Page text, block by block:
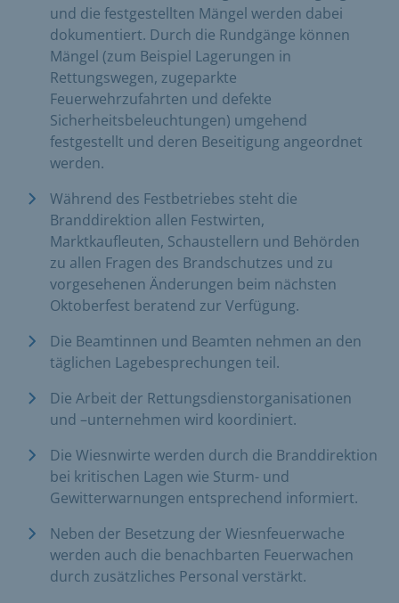
und die festgestellten Mängel werden dabei
dokumentiert. Durch die Rundgänge können
Mängel (zum Beispiel Lagerungen in
Rettungswegen, zugeparkte
Feuerwehrzufahrten und defekte
Sicherheitsbeleuchtungen) umgehend
festgestellt und deren Beseitigung angeordnet
werden.
Während des Festbetriebes steht die
Branddirektion allen Festwirten,
Marktkaufleuten, Schaustellern und Behörden
zu allen Fragen des Brandschutzes und zu
vorgesehenen Änderungen beim nächsten
Oktoberfest beratend zur Verfügung.
Die Beamtinnen und Beamten nehmen an den
täglichen Lagebesprechungen teil.
Die Arbeit der Rettungsdienstorganisationen
und –unternehmen wird koordiniert.
Die Wiesnwirte werden durch die Branddirektion
bei kritischen Lagen wie Sturm- und
Gewitterwarnungen entsprechend informiert.
Neben der Besetzung der Wiesnfeuerwache
werden auch die benachbarten Feuerwachen
durch zusätzliches Personal verstärkt.